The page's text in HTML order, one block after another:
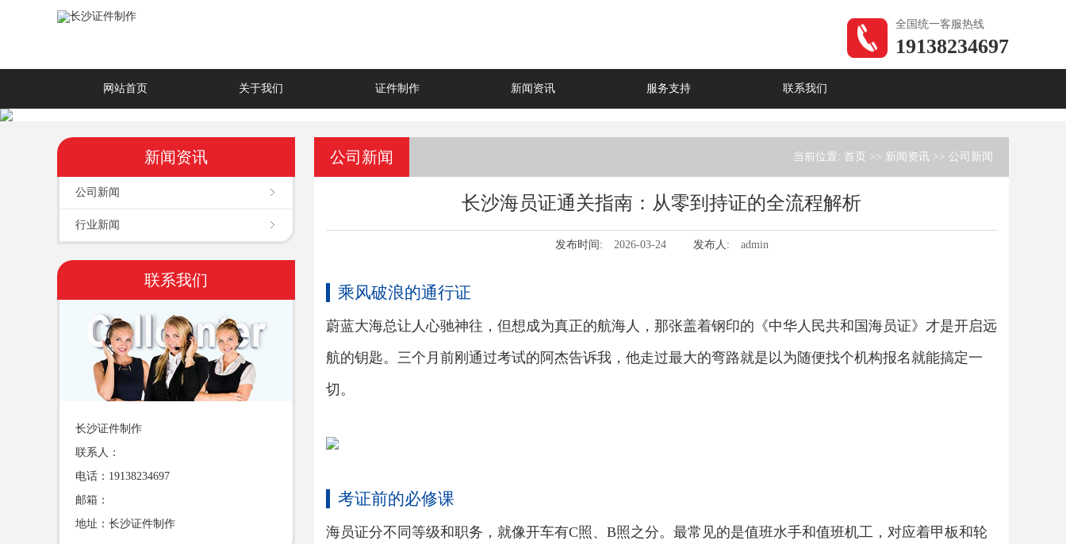
全国统一客服热线
19138234697
网站首页 关于我们 证件制作 新闻资讯 服务支持 联系我们
新闻资讯
公司新闻
行业新闻
联系我们
长沙证件制作
联系人：
电话：19138234697
邮箱：
地址：长沙证件制作
公司新闻 当前位置: 首页 >> 新闻资讯 >> 公司新闻
长沙海员证通关指南：从零到持证的全流程解析
发布时间: 2026-03-24 发布人: admin
乘风破浪的通行证
蔚蓝大海总让人心驰神往，但想成为真正的航海人，那张盖着钢印的《中华人民共和国海员证》才是开启远
航的钥匙。三个月前刚通过考试的阿杰告诉我，他走过最大的弯路就是以为随便找个机构报名就能搞定一
切。
考证前的必修课
海员证分不同等级和职务，就像开车有C照、B照之分。最常见的是值班水手和值班机工，对应着甲板和轮